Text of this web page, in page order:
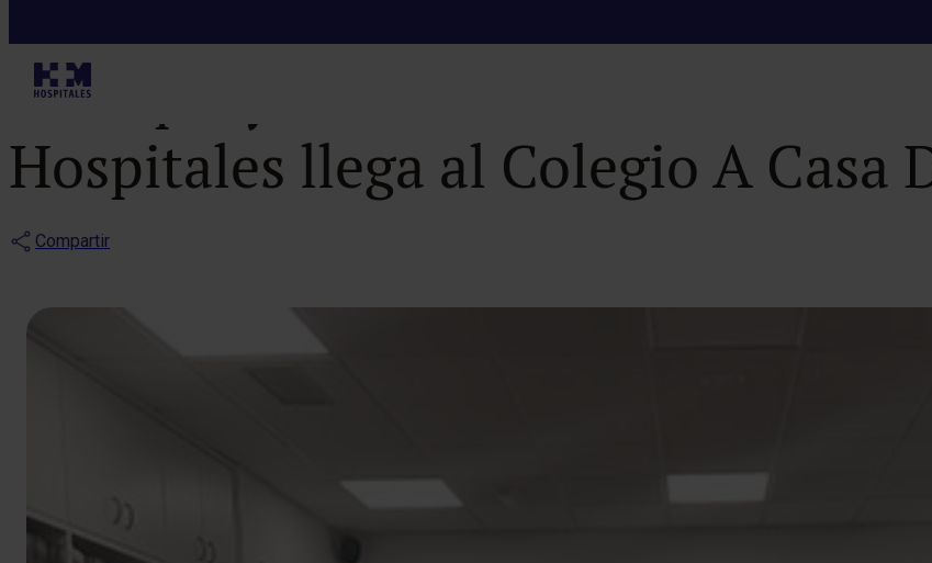
El proyecto ‘Los minutos de la
Hospitales llega al Colegio A Casa
Compartir